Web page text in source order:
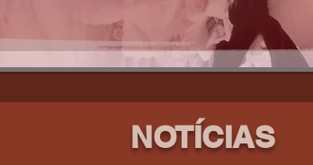
NOTÍCIAS